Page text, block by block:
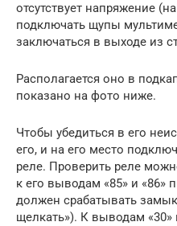
отсутствует напряжение
подключать щупы
заключаться в выходе из
Располагается оно в
показано на фото ниже.
Чтобы убедиться в его
его, и на его место
реле. Проверить реле
к его выводам «85» и «86»
должен срабатывать
щелкать»). К выводам «30»